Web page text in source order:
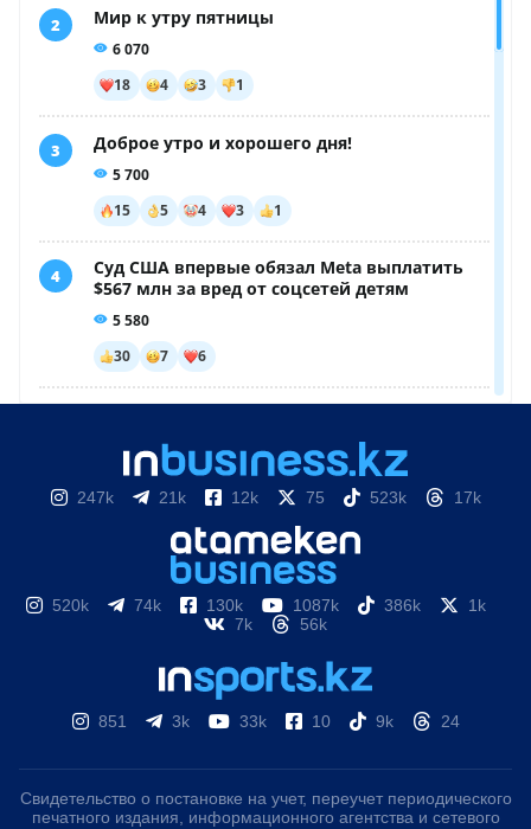
247k 21k 12k 75 523k 17k
520k 74k 130k 1087k 386k
1k
7k
56k
851 3k 33k 10 9k 24
Свидетельство о постановке на учет, переучет периодического
печатного издания, информационного агентства и сетевого